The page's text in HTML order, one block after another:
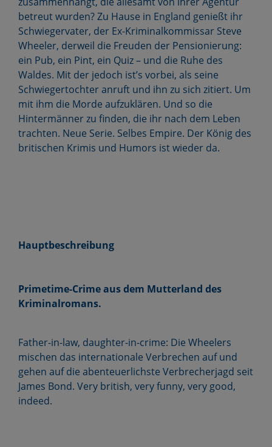
betreut wurden? Zu Hause in England genießt ihr
Schwiegervater, der Ex-Kriminalkommissar Steve
Wheeler, derweil die Freuden der Pensionierung:
ein Pub, ein Pint, ein Quiz – und die Ruhe des
Waldes. Mit der jedoch ist’s vorbei, als seine
Schwiegertochter anruft und ihn zu sich zitiert. Um
mit ihm die Morde aufzuklären. Und so die
Hintermänner zu finden, die ihr nach dem Leben
trachten. Neue Serie. Selbes Empire. Der König des
britischen Krimis und Humors ist wieder da.
Hauptbeschreibung
Primetime-Crime aus dem Mutterland des
Kriminalromans.
Father-in-law, daughter-in-crime: Die Wheelers
mischen das internationale Verbrechen auf und
gehen auf die abenteuerlichste Verbrecherjagd seit
James Bond. Very british, very funny, very good,
indeed.